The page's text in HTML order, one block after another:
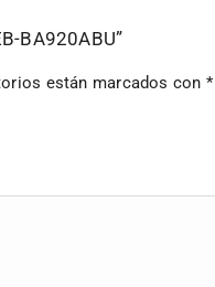
BA920ABU”
están marcados con *